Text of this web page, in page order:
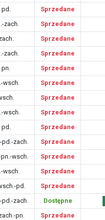
pd. Sprzedane
zach. Sprzedane
Sprzedane
zach. Sprzedane
pn. Sprzedane
wsch. Sprzedane
Sprzedane
wsch. Sprzedane
pd. Sprzedane
pd.-zach. Sprzedane
wsch. Sprzedane
wsch. Sprzedane
pd. Sprzedane
pd.-zach. Dostępne
pn. Sprzedane